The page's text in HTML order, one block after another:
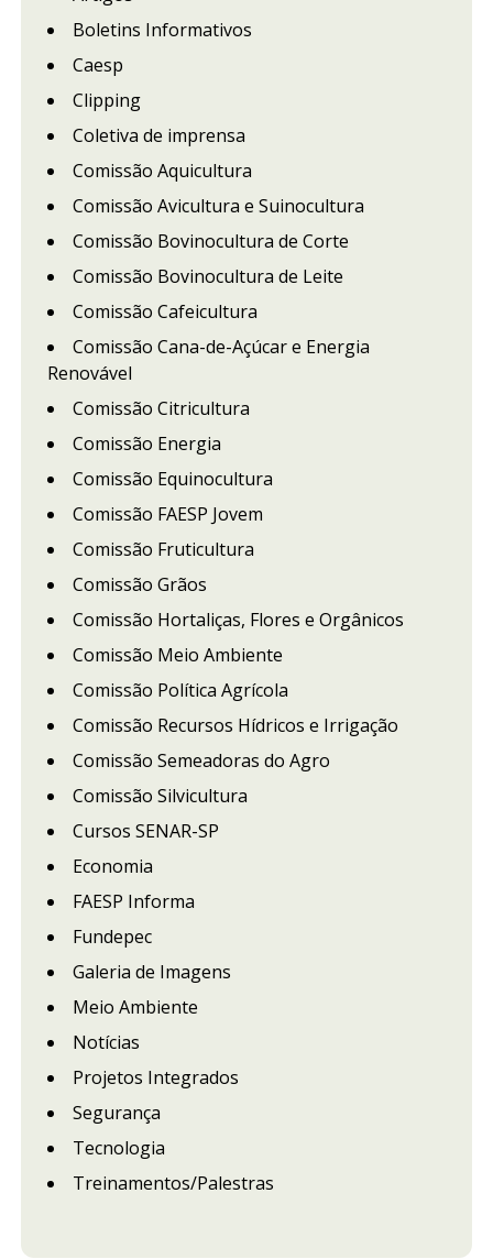
Boletins Informativos
Caesp
Clipping
Coletiva de imprensa
Comissão Aquicultura
Comissão Avicultura e Suinocultura
Comissão Bovinocultura de Corte
Comissão Bovinocultura de Leite
Comissão Cafeicultura
Comissão Cana-de-Açúcar e Energia
Renovável
Comissão Citricultura
Comissão Energia
Comissão Equinocultura
Comissão FAESP Jovem
Comissão Fruticultura
Comissão Grãos
Comissão Hortaliças, Flores e Orgânicos
Comissão Meio Ambiente
Comissão Política Agrícola
Comissão Recursos Hídricos e Irrigação
Comissão Semeadoras do Agro
Comissão Silvicultura
Cursos SENAR-SP
Economia
FAESP Informa
Fundepec
Galeria de Imagens
Meio Ambiente
Notícias
Projetos Integrados
Segurança
Tecnologia
Treinamentos/Palestras